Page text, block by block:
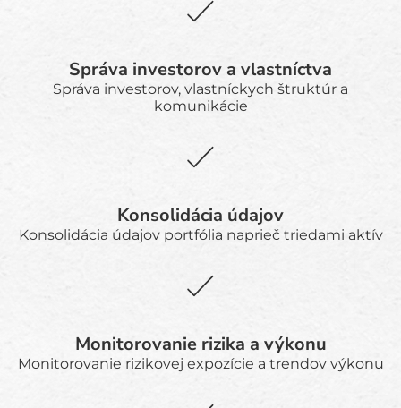
Správa investorov a vlastníctva
Správa investorov, vlastníckych štruktúr a
komunikácie
Konsolidácia údajov
Konsolidácia údajov portfólia naprieč triedami aktív
Monitorovanie rizika a výkonu
Monitorovanie rizikovej expozície a trendov výkonu